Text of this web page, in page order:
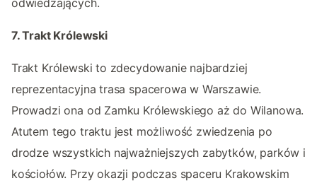
7. Trakt Królewski
Trakt Królewski to zdecydowanie najbardziej
reprezentacyjna trasa spacerowa w Warszawie.
Prowadzi ona od Zamku Królewskiego aż do Wilanowa.
Atutem tego traktu jest możliwość zwiedzenia po
drodze wszystkich najważniejszych zabytków, parków i
kościołów. Przy okazji podczas spaceru Krakowskim